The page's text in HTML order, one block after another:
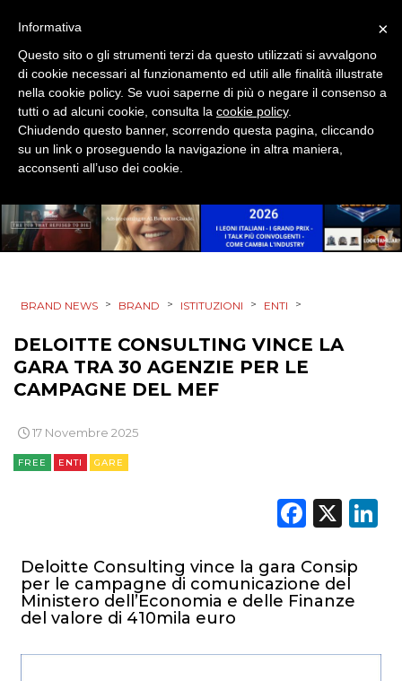
BRAND NEWS > BRAND > ISTITUZIONI > ENTI >
DELOITTE CONSULTING VINCE LA
GARA TRA 30 AGENZIE PER LE
CAMPAGNE DEL MEF
17 Novembre 2025
FREE ENTI GARE
X
Deloitte Consulting vince la gara Consip
per le campagne di comunicazione del
Ministero dell’Economia e delle Finanze
del valore di 410mila euro
×
Informativa
Questo sito o gli strumenti terzi da questo utilizzati si avvalgono
di cookie necessari al funzionamento ed utili alle finalità illustrate
nella cookie policy. Se vuoi saperne di più o negare il consenso a
tutti o ad alcuni cookie, consulta la cookie policy.
Chiudendo questo banner, scorrendo questa pagina, cliccando
su un link o proseguendo la navigazione in altra maniera,
acconsenti all’uso dei cookie.